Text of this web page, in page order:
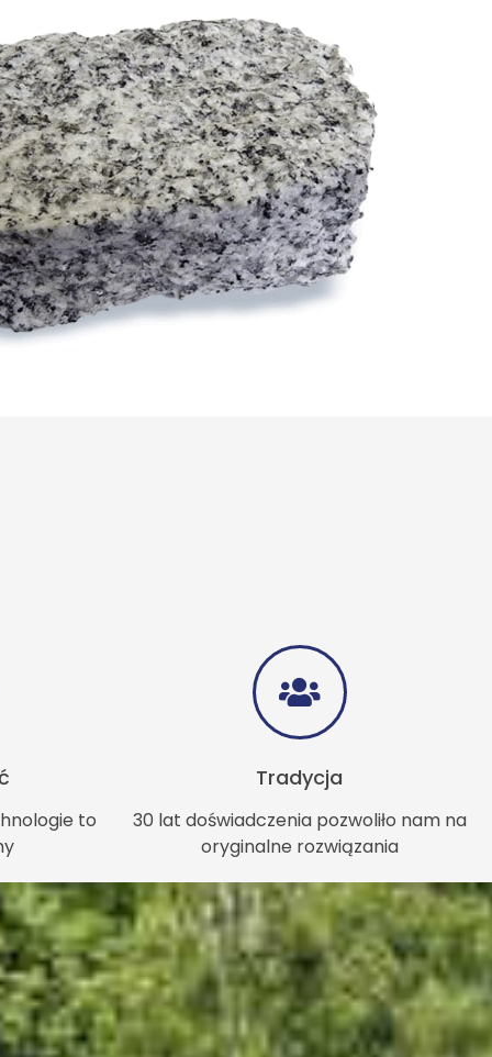
to
Tradycja
30 lat doświadczenia pozwoliło nam na
oryginalne rozwiązania